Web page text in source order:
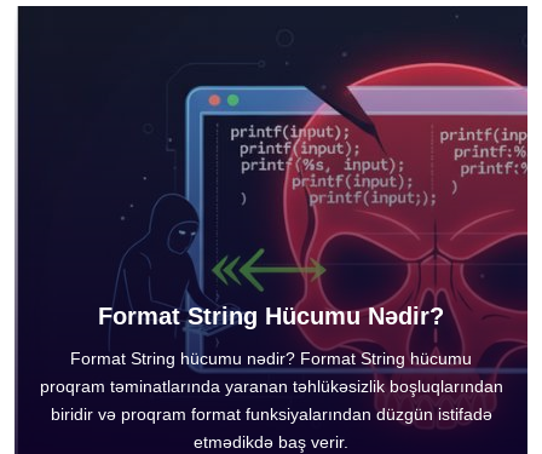
Format String Hücumu Nədir?
Format String hücumu nədir? Format String hücumu
proqram təminatlarında yaranan təhlükəsizlik boşluqlarından
biridir və proqram format funksiyalarından düzgün istifadə
etmədikdə baş verir.